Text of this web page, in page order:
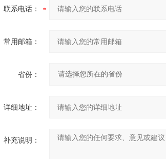
联系电话：
常用邮箱：
省份：
详细地址：
补充说明：